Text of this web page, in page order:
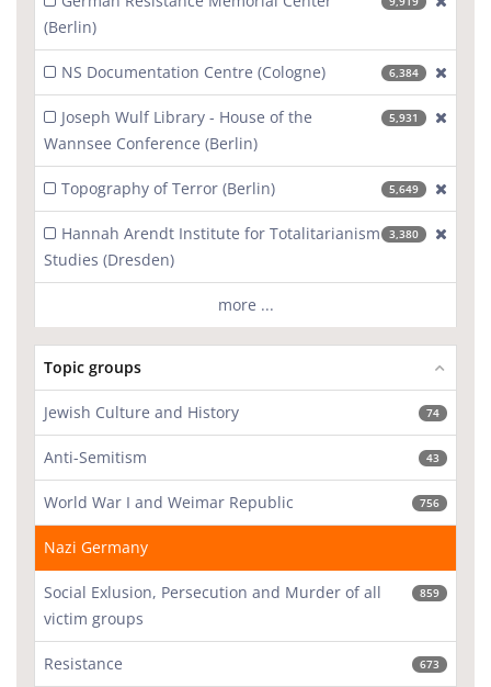
(Berlin)
NS Documentation Centre (Cologne) 6,384
Joseph Wulf Library - House of the
Wannsee Conference (Berlin)
5,931
Topography of Terror (Berlin) 5,649
Hannah Arendt Institute for Totalitarianism
Studies (Dresden)
3,380
more ...
Topic groups
Jewish Culture and History 74
Anti-Semitism 43
World War I and Weimar Republic 756
Nazi Germany
Social Exlusion, Persecution and Murder of all
victim groups
859
Resistance 673